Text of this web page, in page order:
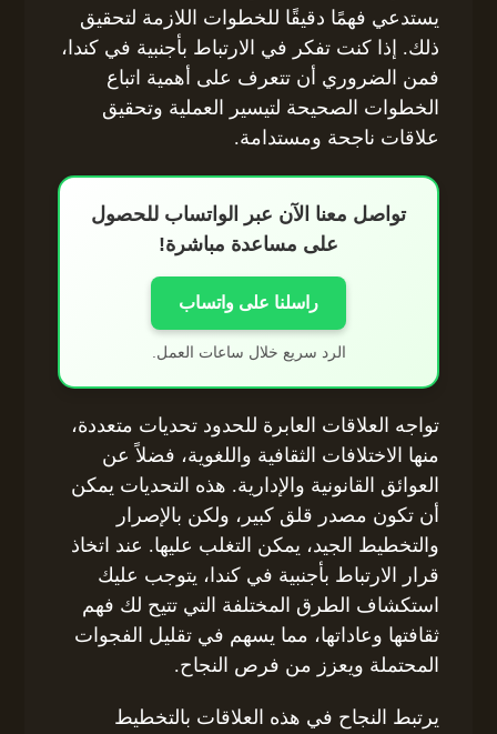
يستدعي فهمًا دقيقًا للخطوات اللازمة لتحقيق
ذلك. إذا كنت تفكر في الارتباط بأجنبية في كندا،
فمن الضروري أن تتعرف على أهمية اتباع
الخطوات الصحيحة لتيسير العملية وتحقيق
علاقات ناجحة ومستدامة.
تواصل معنا الآن عبر الواتساب للحصول
على مساعدة مباشرة!
راسلنا على واتساب
الرد سريع خلال ساعات العمل.
تواجه العلاقات العابرة للحدود تحديات متعددة،
منها الاختلافات الثقافية واللغوية، فضلاً عن
العوائق القانونية والإدارية. هذه التحديات يمكن
أن تكون مصدر قلق كبير، ولكن بالإصرار
والتخطيط الجيد، يمكن التغلب عليها. عند اتخاذ
قرار الارتباط بأجنبية في كندا، يتوجب عليك
استكشاف الطرق المختلفة التي تتيح لك فهم
ثقافتها وعاداتها، مما يسهم في تقليل الفجوات
المحتملة ويعزز من فرص النجاح.
يرتبط النجاح في هذه العلاقات بالتخطيط